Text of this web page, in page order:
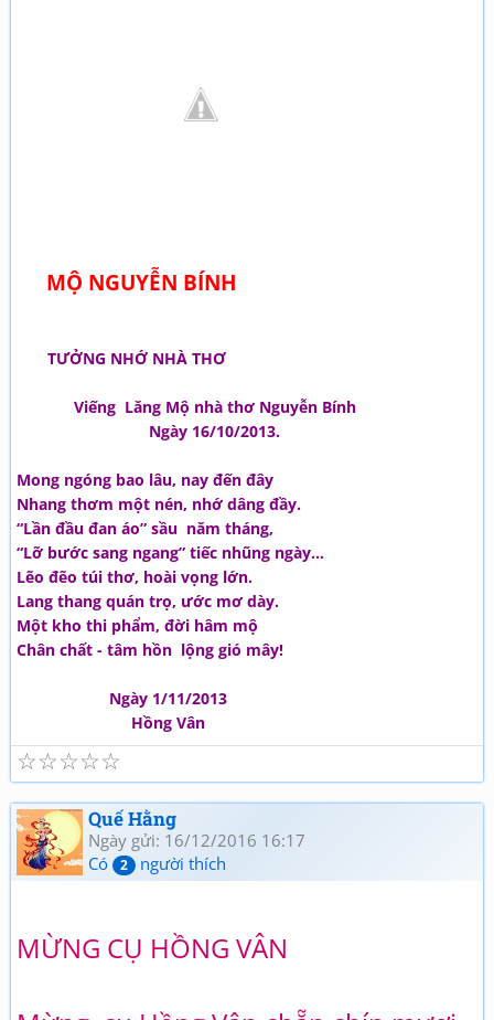
MỘ NGUYỄN BÍNH
TƯỞNG NHỚ NHÀ THƠ
Viếng Lăng Mộ nhà thơ Nguyễn Bính
Ngày 16/10/2013.
Mong ngóng bao lâu, nay đến đây
Nhang thơm một nén, nhớ dâng đầy.
“Lần đầu đan áo” sầu năm tháng,
“Lỡ bước sang ngang” tiếc nhũng ngày…
Lẽo đẽo túi thơ, hoài vọng lớn.
Lang thang quán trọ, ước mơ dày.
Một kho thi phẩm, đời hâm mộ
Chân chất - tâm hồn lộng gió mây!
Ngày 1/11/2013
Hồng Vân
☆
☆
☆
☆
☆
Quế Hằng
Ngày gửi: 16/12/2016 16:17
Có
2 người thích
MỪNG CỤ HỒNG VÂN